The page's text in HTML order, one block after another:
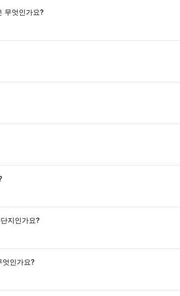
무엇인가요?
지인가요?
엇인가요?